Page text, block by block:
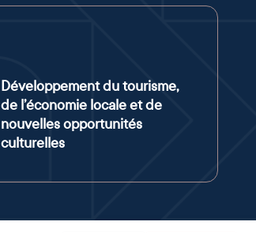
Développement du tourisme,
de l’économie locale et de
nouvelles opportunités
culturelles